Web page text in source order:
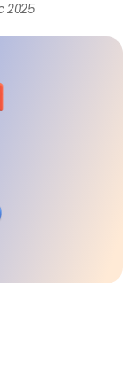
2025